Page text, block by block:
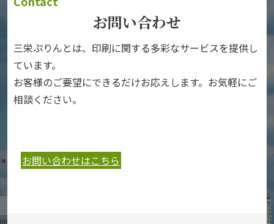
お問い合わせ
三栄ぷりんとは、印刷に関する多彩なサービスを提供し
ています。
お客様のご要望にできるだけお応えします。お気軽にご
相談ください。
お問い合わせはこちら